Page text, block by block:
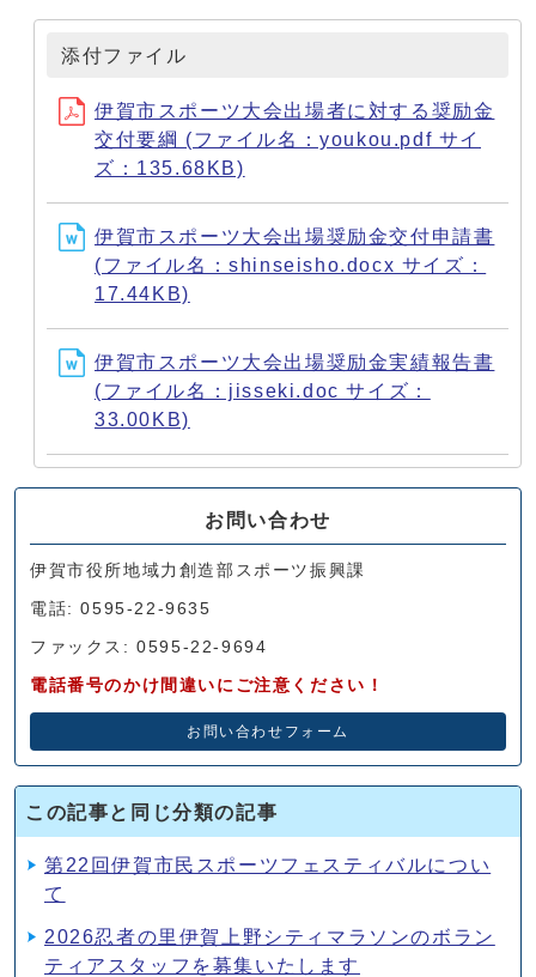
添付ファイル
伊賀市スポーツ大会出場者に対する奨励金
交付要綱 (ファイル名：youkou.pdf サイ
ズ：135.68KB)
伊賀市スポーツ大会出場奨励金交付申請書
(ファイル名：shinseisho.docx サイズ：
17.44KB)
伊賀市スポーツ大会出場奨励金実績報告書
(ファイル名：jisseki.doc サイズ：
33.00KB)
お問い合わせ
伊賀市役所地域力創造部スポーツ振興課
電話: 0595-22-9635
ファックス: 0595-22-9694
電話番号のかけ間違いにご注意ください！
お問い合わせフォーム
この記事と同じ分類の記事
第22回伊賀市民スポーツフェスティバルについ
て
2026忍者の里伊賀上野シティマラソンのボラン
ティアスタッフを募集いたします